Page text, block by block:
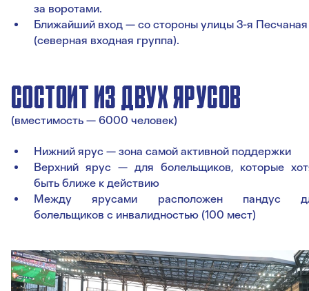
за воротами.
Ближайший вход — со стороны улицы 3-я Песчаная
(северная входная группа).
СОСТОИТ ИЗ ДВУХ ЯРУСОВ
(вместимость — 6000 человек)
Нижний ярус — зона самой активной поддержки
Верхний ярус — для болельщиков, которые
быть ближе к действию
Между ярусами расположен пандус
болельщиков с инвалидностью (100 мест)